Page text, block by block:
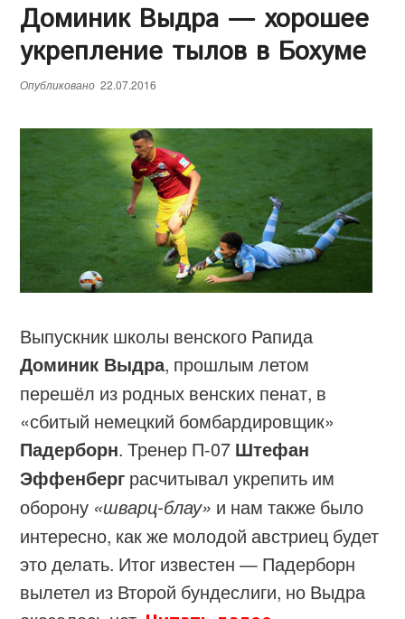
Доминик Выдра — хорошее
укрепление тылов в Бохуме
Опубликовано 22.07.2016
Выпускник школы венского Рапида
Доминик Выдра, прошлым летом
перешёл из родных венских пенат, в
«сбитый немецкий бомбардировщик»
Падерборн. Тренер П-07 Штефан
Эффенберг расчитывал укрепить им
оборону «шварц-блау» и нам также было
интересно, как же молодой австриец будет
это делать. Итог известен — Падерборн
вылетел из Второй бундеслиги, но Выдра